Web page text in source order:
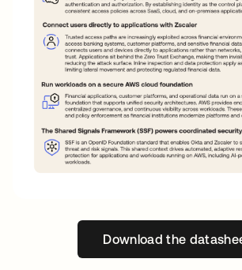
Download thewird in